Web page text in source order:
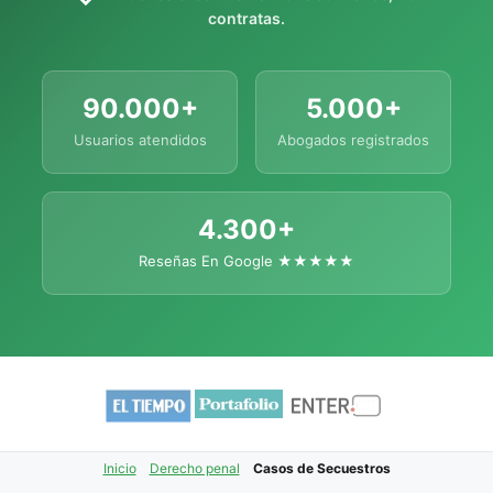
contratas.
90.000+
Usuarios atendidos
5.000+
Abogados registrados
4.300+
Reseñas En Google ★★★★★
Inicio Derecho penal Casos de Secuestros